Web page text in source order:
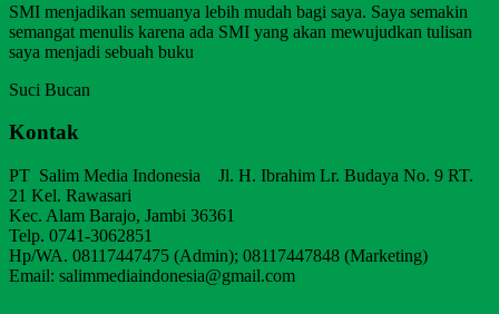
SMI menjadikan semuanya lebih mudah bagi saya. Saya semakin
semangat menulis karena ada SMI yang akan mewujudkan tulisan
saya menjadi sebuah buku
Suci Bucan
Kontak
PT Salim Media Indonesia Jl. H. Ibrahim Lr. Budaya No. 9 RT.
21 Kel. Rawasari
Kec. Alam Barajo, Jambi 36361
Telp. 0741-3062851
Hp/WA. 08117447475 (Admin); 08117447848 (Marketing)
Email: salimmediaindonesia@gmail.com